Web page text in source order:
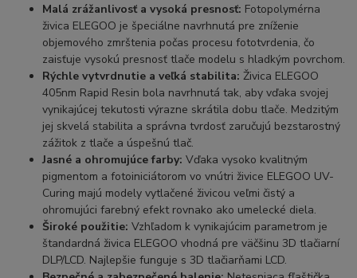
Malá zrážanlivosť a vysoká presnosť: Fotopolymérna
živica ELEGOO je špeciálne navrhnutá pre zníženie
objemového zmrštenia počas procesu fototvrdenia, čo
zaisťuje vysokú presnosť tlače modelu s hladkým povrchom.
Rýchle vytvrdnutie a veľká stabilita: Živica ELEGOO
405nm Rapid Resin bola navrhnutá tak, aby vďaka svojej
vynikajúcej tekutosti výrazne skrátila dobu tlače. Medzitým
jej skvelá stabilita a správna tvrdosť zaručujú bezstarostný
zážitok z tlače a úspešnú tlač.
Jasné a ohromujúce farby:Vďaka vysoko kvalitným
pigmentom a fotoiniciátorom vo vnútri živice ELEGOO UV-
Curing majú modely vytlačené živicou veľmi čistý a
ohromujúci farebný efekt rovnako ako umelecké diela.
Široké použitie: Vzhľadom k vynikajúcim parametrom je
štandardná živica ELEGOO vhodná pre väčšinu 3D tlačiarní
DLP/LCD. Najlepšie funguje s 3D tlačiarňami LCD.